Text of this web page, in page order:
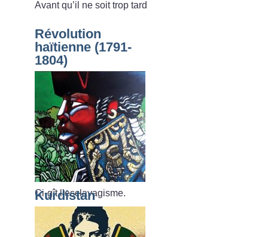
Avant qu’il ne soit trop tard
Révolution
haïtienne (1791-
1804)
Ci-gît l’esclavagisme.
Kurdistan